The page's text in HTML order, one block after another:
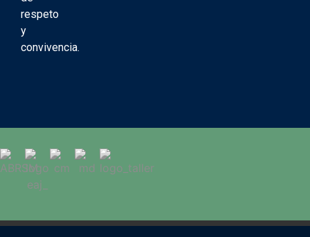
respeto
y
convivencia.